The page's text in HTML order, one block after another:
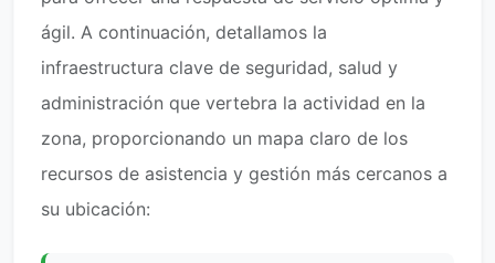
ágil. A continuación, detallamos la
infraestructura clave de seguridad, salud y
administración que vertebra la actividad en la
zona, proporcionando un mapa claro de los
recursos de asistencia y gestión más cercanos a
su ubicación: